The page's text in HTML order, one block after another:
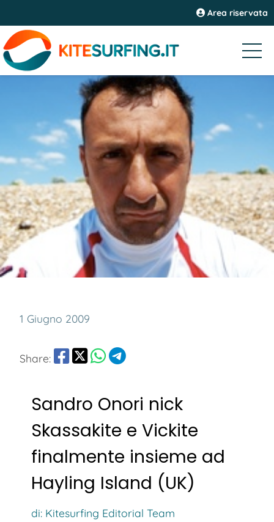
Area riservata
1 Giugno 2009
Share:
Sandro Onori nick
Skassakite e Vickite
finalmente insieme ad
Hayling Island (UK)
di: Kitesurfing Editorial Team